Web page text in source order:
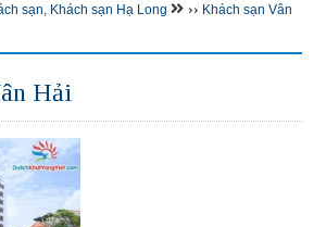
sạn, Khách sạn Hạ Long ›› Khách sạn Vân
Hải